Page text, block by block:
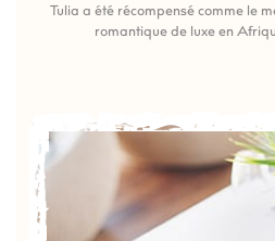
Tulia a été récompensé comme le
romantique de luxe en